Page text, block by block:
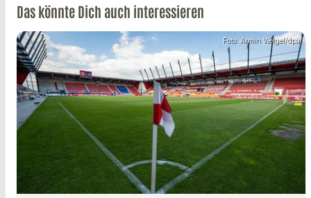
Das könnte Dich auch interessieren
Foto: Armin Weigel/dpa